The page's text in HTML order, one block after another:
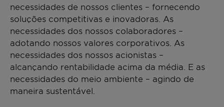
necessidades de nossos clientes – fornecendo
soluções competitivas e inovadoras. As
necessidades dos nossos colaboradores –
adotando nossos valores corporativos. As
necessidades dos nossos acionistas –
alcançando rentabilidade acima da média. E as
necessidades do meio ambiente – agindo de
maneira sustentável.